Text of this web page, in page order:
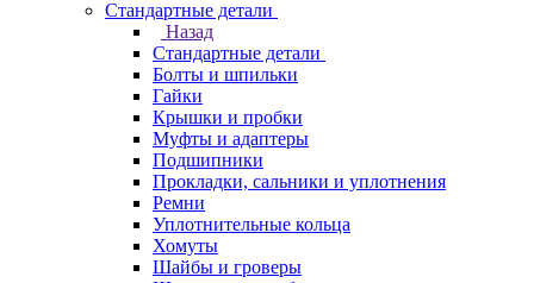
Стандартные детали
Назад
Стандартные детали
Болты и шпильки
Гайки
Крышки и пробки
Муфты и адаптеры
Подшипники
Прокладки, сальники и уплотнения
Ремни
Уплотнительные кольца
Хомуты
Шайбы и гроверы